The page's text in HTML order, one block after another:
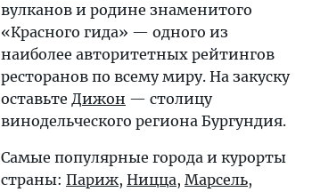
вулканов и родине знаменитого
«Красного гида» — одного из
наиболее авторитетных рейтингов
ресторанов по всему миру. На закуску
оставьте Дижон — столицу
винодельческого региона Бургундия.
Самые популярные города и курорты
страны: Париж, Ницца, Марсель,